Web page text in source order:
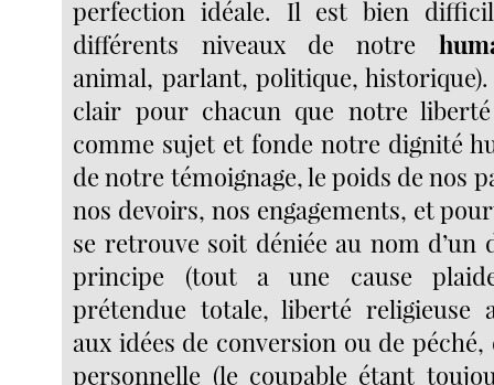
perfection idéale. Il est bien
différents niveaux de notre
animal, parlant, politique,
clair pour chacun que notre
comme sujet et fonde notre dignité
de notre témoignage, le poids de nos
nos devoirs, nos engagements, et
se retrouve soit déniée au nom d’un
principe (tout a une cause
prétendue totale, liberté religieuse
aux idées de conversion ou de péché,
personnelle (le coupable étant